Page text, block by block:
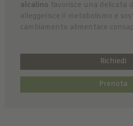
alcalino favorisce una delicata
alleggerisce il metabolismo e
cambiamento alimentare
Richiedi
Prenota